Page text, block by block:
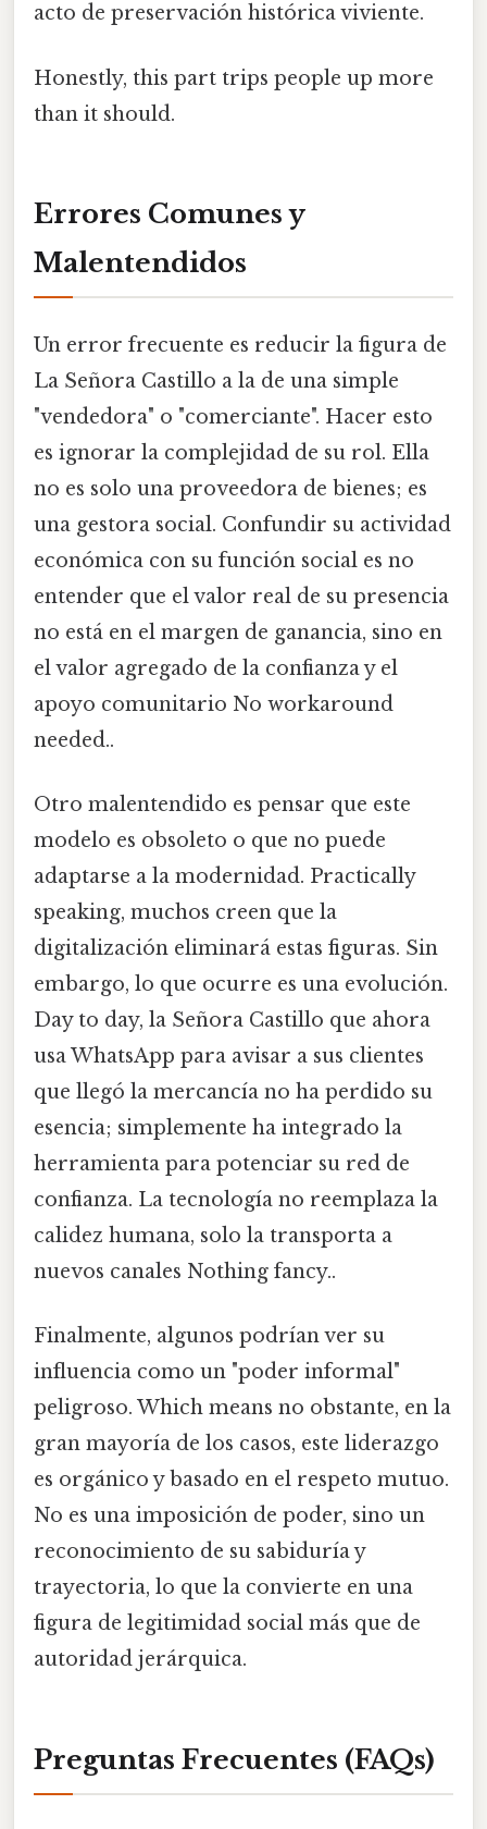
acto de preservación histórica viviente.
Honestly, this part trips people up more
than it should.
Errores Comunes y
Malentendidos
Un error frecuente es reducir la figura de
La Señora Castillo a la de una simple
"vendedora" o "comerciante". Hacer esto
es ignorar la complejidad de su rol. Ella
no es solo una proveedora de bienes; es
una gestora social. Confundir su actividad
económica con su función social es no
entender que el valor real de su presencia
no está en el margen de ganancia, sino en
el valor agregado de la confianza y el
apoyo comunitario No workaround
needed..
Otro malentendido es pensar que este
modelo es obsoleto o que no puede
adaptarse a la modernidad. Practically
speaking, muchos creen que la
digitalización eliminará estas figuras. Sin
embargo, lo que ocurre es una evolución.
Day to day, la Señora Castillo que ahora
usa WhatsApp para avisar a sus clientes
que llegó la mercancía no ha perdido su
esencia; simplemente ha integrado la
herramienta para potenciar su red de
confianza. La tecnología no reemplaza la
calidez humana, solo la transporta a
nuevos canales Nothing fancy..
Finalmente, algunos podrían ver su
influencia como un "poder informal"
peligroso. Which means no obstante, en la
gran mayoría de los casos, este liderazgo
es orgánico y basado en el respeto mutuo.
No es una imposición de poder, sino un
reconocimiento de su sabiduría y
trayectoria, lo que la convierte en una
figura de legitimidad social más que de
autoridad jerárquica.
Preguntas Frecuentes (FAQs)